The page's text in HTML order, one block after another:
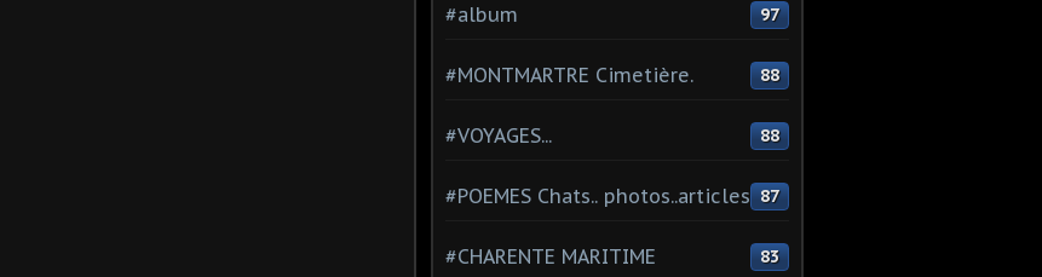
#album 97
#MONTMARTRE Cimetière. 88
#VOYAGES... 88
#POEMES Chats.. photos..articles 87
#CHARENTE MARITIME 83